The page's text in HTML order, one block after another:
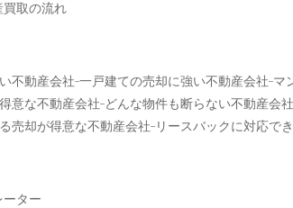
買取の流れ
不動産会社 一戸建ての売却に強い不動産会社 マ
意な不動産会社 どんな物件も断らない不動産会社
売却が得意な不動産会社 リースバックに対応で
ーター